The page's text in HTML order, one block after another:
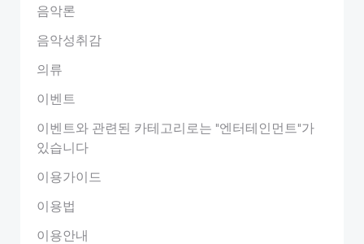
음악론
음악성취감
의류
이벤트
이벤트와 관련된 카테고리로는 "엔터테인먼트"가
있습니다
이용가이드
이용법
이용안내